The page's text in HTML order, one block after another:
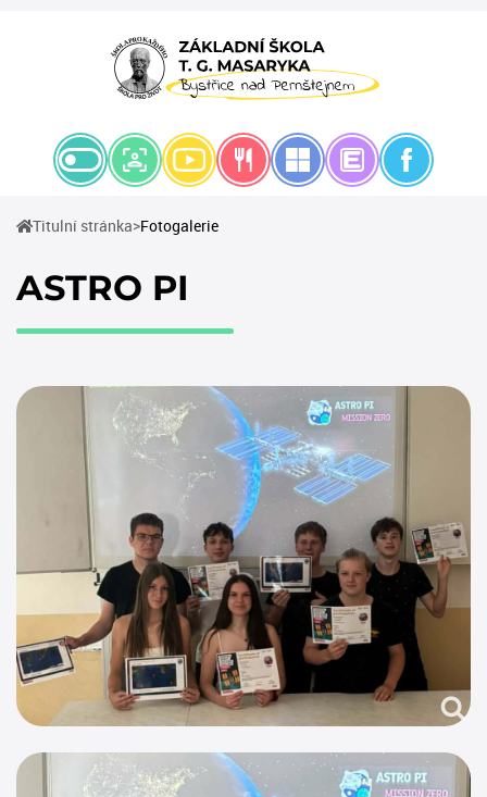
Titulní stránka(current)
Fotogalerie
ASTRO PI